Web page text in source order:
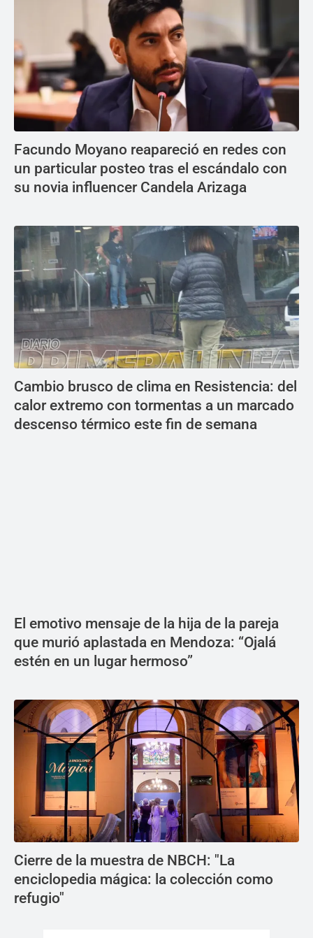
Facundo Moyano reapareció en redes con
un particular posteo tras el escándalo con
su novia influencer Candela Arizaga
Cambio brusco de clima en Resistencia: del
calor extremo con tormentas a un marcado
descenso térmico este fin de semana
El emotivo mensaje de la hija de la pareja
que murió aplastada en Mendoza: “Ojalá
estén en un lugar hermoso”
Cierre de la muestra de NBCH: "La
enciclopedia mágica: la colección como
refugio"